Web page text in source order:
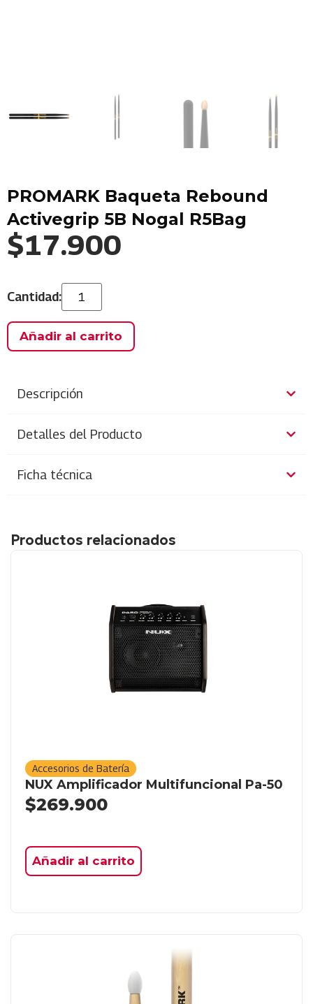
PROMARK Baqueta Rebound
Activegrip 5B Nogal R5Bag
$17.900
Añadir al carrito
Descripción
Detalles del Producto
Ficha técnica
Productos relacionados
Accesorios de Batería
NUX Amplificador Multifuncional Pa-50
$269.900
Añadir al carrito